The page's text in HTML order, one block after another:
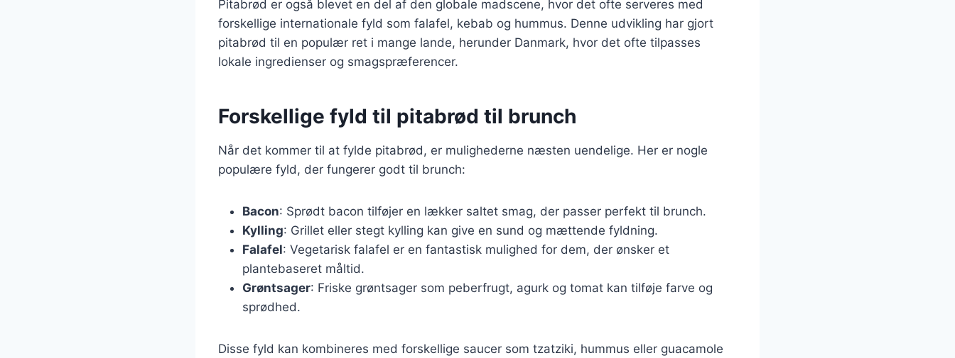
Pitabrød er også blevet en del af den globale madscene, hvor det ofte serveres med
forskellige internationale fyld som falafel, kebab og hummus. Denne udvikling har gjort
pitabrød til en populær ret i mange lande, herunder Danmark, hvor det ofte tilpasses
lokale ingredienser og smagspræferencer.
Forskellige fyld til pitabrød til brunch
Når det kommer til at fylde pitabrød, er mulighederne næsten uendelige. Her er nogle
populære fyld, der fungerer godt til brunch:
Bacon: Sprødt bacon tilføjer en lækker saltet smag, der passer perfekt til brunch.
Kylling: Grillet eller stegt kylling kan give en sund og mættende fyldning.
Falafel: Vegetarisk falafel er en fantastisk mulighed for dem, der ønsker et
plantebaseret måltid.
Grøntsager: Friske grøntsager som peberfrugt, agurk og tomat kan tilføje farve og
sprødhed.
Disse fyld kan kombineres med forskellige saucer som tzatziki, hummus eller guacamole